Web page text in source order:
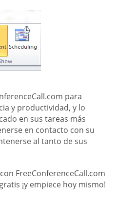
para
y productividad, y lo
en sus tareas más
en contacto con su
al tanto de sus
con FreeConferenceCall.com
¡y empiece hoy mismo!